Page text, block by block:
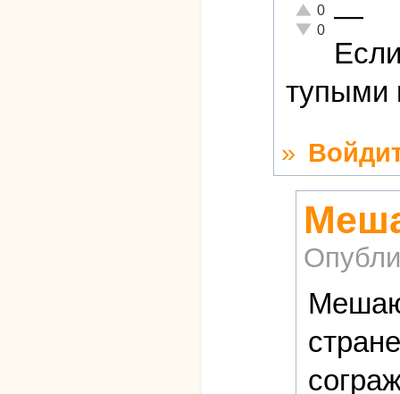
Отлично!
0
Неадекватно!
0 —
тупыми
»